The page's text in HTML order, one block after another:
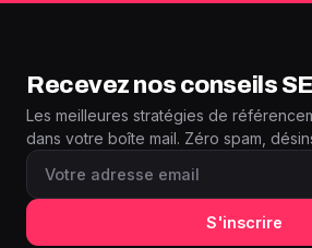
Recevez nos conseils
Les meilleures stratégies de
dans votre boîte mail. Zéro spam,
S'inscrire